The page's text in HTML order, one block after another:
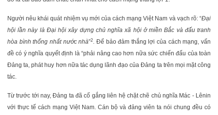
Người nêu khái quát nhiệm vụ mới của cách mạng Việt Nam và vạch rõ: “Đại
hội lần này là Đại hội xây dựng chủ nghĩa xã hội ở miền Bắc và đấu tranh
hòa bình thống nhất nước nhà”2. Để bảo đảm thắng lợi của cách mạng, vấn
đề có ý nghĩa quyết định là “phải nâng cao hơn nữa sức chiến đấu của toàn
Đảng ta, phát huy hơn nữa tác dụng lãnh đạo của Đảng ta trên mọi mặt công
tác.
Từ trước tới nay, Đảng ta đã cố gắng liên hệ chặt chẽ chủ nghĩa Mác - Lênin
với thực tế cách mạng Việt Nam. Cán bộ và đảng viên ta nói chung đều có